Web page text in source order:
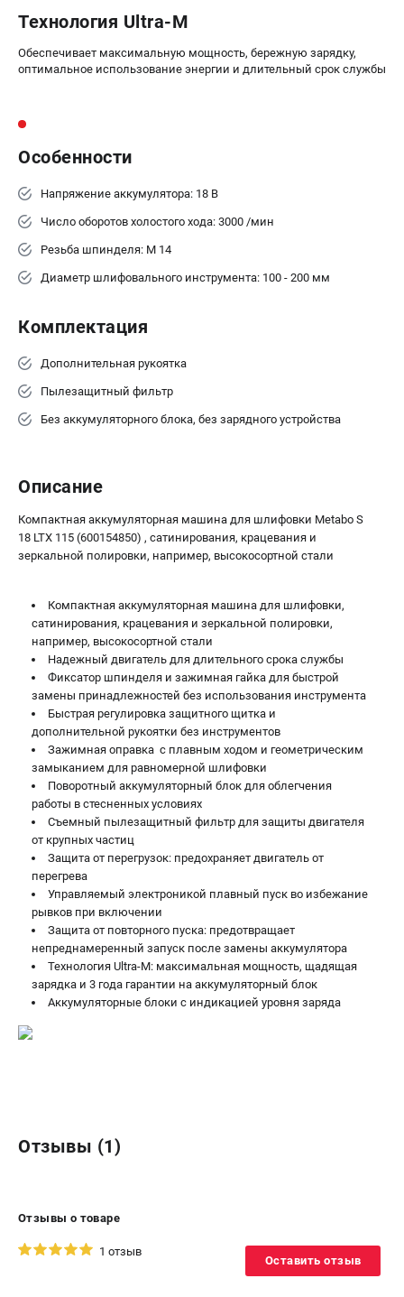
Аккумуляторные шуруповерты
Наборы инструмента
Аккумуляторные лобзики
РАСХОДНЫЕ МАТЕРИАЛЫ И АКСЕССУАРЫ
Аккумуляторы и зарядные устройства
Запчасти для изделий
Кейсы и сумки
ТЕЛЕФОН (САНКТ-ПЕТЕРБУРГ)
Информация размещённая на сайте не является публичной
8 (800) 550-70-46
+7 (911) 360-06-14 | +7 (8112) 59-10-67
zakaz@metabo-market.ru
Технология Ultra-M
Обеспечивает максимальную мощность, бережную зарядку,
оптимальное использование энергии и длительный срок службы
Особенности
Напряжение аккумулятора: 18 В
Число оборотов холостого хода: 3000 /мин
Резьба шпинделя: M 14
Диаметр шлифовального инструмента: 100 - 200 мм
Комплектация
Дополнительная рукоятка
Пылезащитный фильтр
Без аккумуляторного блока, без зарядного устройства
Описание
Компактная аккумуляторная машина для шлифовки Metabo S
18 LTX 115 (600154850) , сатинирования, крацевания и
зеркальной полировки, например, высокосортной стали
Компактная аккумуляторная машина для шлифовки,
сатинирования, крацевания и зеркальной полировки,
например, высокосортной стали
Надежный двигатель для длительного срока службы
Фиксатор шпинделя и зажимная гайка для быстрой
замены принадлежностей без использования инструмента
Быстрая регулировка защитного щитка и
дополнительной рукоятки без инструментов
Зажимная оправка с плавным ходом и геометрическим
замыканием для равномерной шлифовки
Поворотный аккумуляторный блок для облегчения
работы в стесненных условиях
Съемный пылезащитный фильтр для защиты двигателя
от крупных частиц
Защита от перегрузок: предохраняет двигатель от
перегрева
Управляемый электроникой плавный пуск во избежание
рывков при включении
Защита от повторного пуска: предотвращает
непреднамеренный запуск после замены аккумулятора
Технология Ultra-M: максимальная мощность, щадящая
зарядка и 3 года гарантии на аккумуляторный блок
Аккумуляторные блоки с индикацией уровня заряда
Отзывы (1)
Отзывы о товаре
1 отзыв
Оставить отзыв